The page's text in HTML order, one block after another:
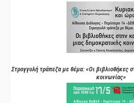
Στρογγυλή τράπεζα με θέμα: «Οι βιβλιοθήκες
κοινωνίας»